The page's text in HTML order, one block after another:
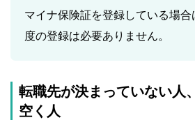
マイナ保険証を登録している場
度の登録は必要ありません。
転職先が決まっていない人
空く人